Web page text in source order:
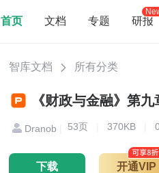
首页 文档 专题 研报
智库文档 所有分类
《财政与金融》第
Dranob 53页 370KB
下载 开通VIP